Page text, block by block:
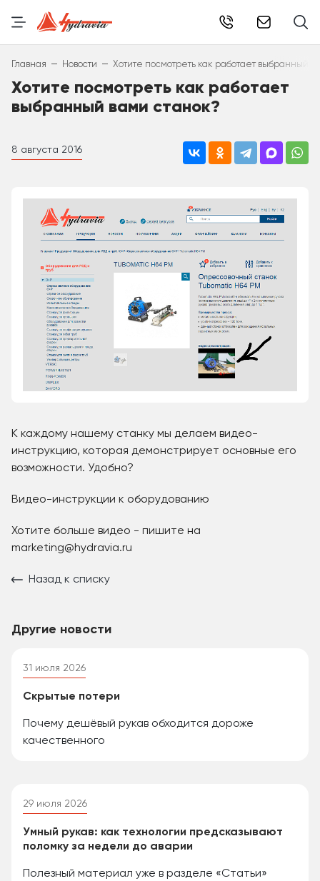
Главная – Новости – Хотите посмотреть как работает выбранный
Хотите посмотреть как работает
выбранный вами станок?
8 августа 2016
К каждому нашему станку мы делаем видео-
инструкцию, которая демонстрирует основные его
возможности. Удобно?
Видео-инструкции к оборудованию
Хотите больше видео - пишите на
marketing@hydravia.ru
Назад к списку
Другие новости
31 июля 2026
Скрытые потери
Почему дешёвый рукав обходится дороже
качественного
29 июля 2026
Умный рукав: как технологии предсказывают
поломку за недели до аварии
Полезный материал уже в разделе «Статьи»